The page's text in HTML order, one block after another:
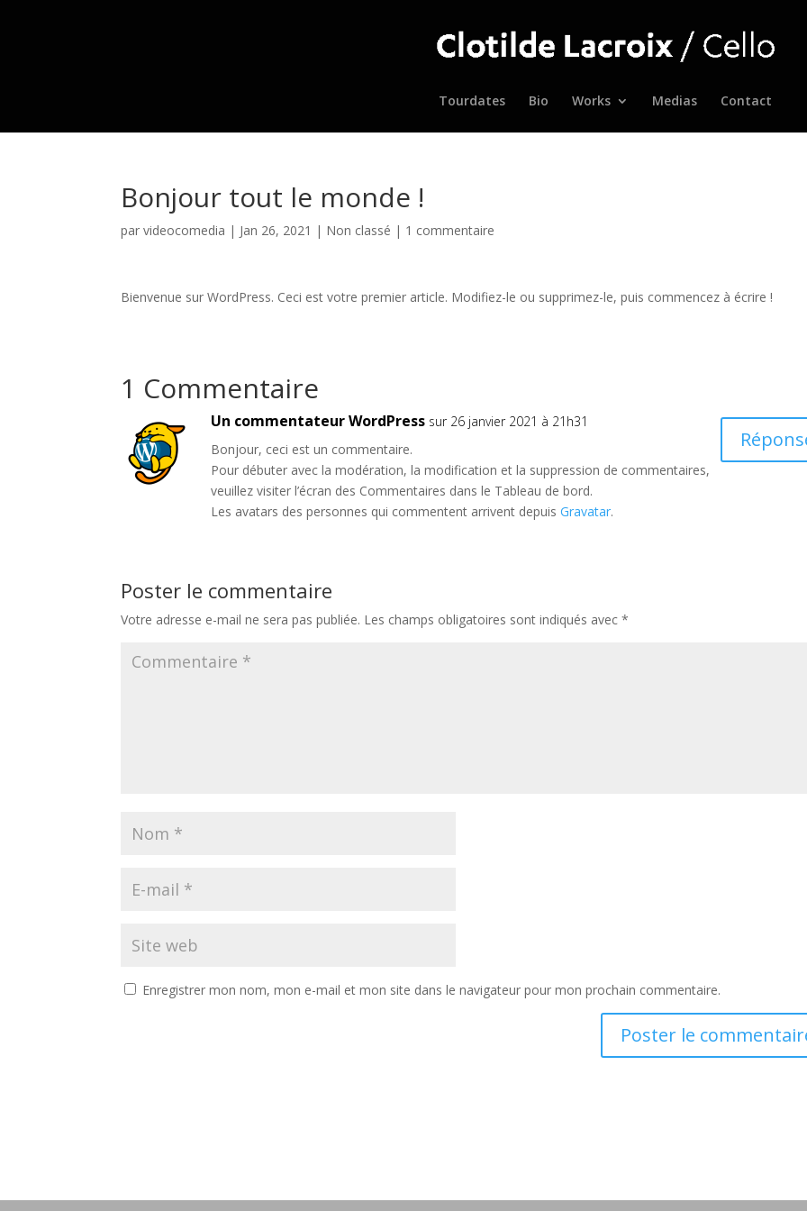
Tourdates Bio Works Medias Contact
Bonjour tout le monde !
parvideocomedia | Jan 26, 2021 | Non classé | 1 commentaire
Bienvenue sur WordPress. Ceci est votre premier article. Modifiez-le ou supprimez-le, puis commencez à écrire !
1 Commentaire
Un commentateur WordPress sur 26 janvier 2021 à 21h31
Bonjour, ceci est un commentaire.
Pour débuter avec la modération, la modification et la suppression de commentaires,
veuillez visiter l’écran des Commentaires dans le Tableau de bord.
Les avatars des personnes qui commentent arrivent depuisGravatar.
Poster le commentaire
Votre adresse e-mail ne sera pas publiée. Les champs obligatoires sont indiqués avec*
Enregistrer mon nom, mon e-mail et mon site dans le navigateur pour mon prochain commentaire.